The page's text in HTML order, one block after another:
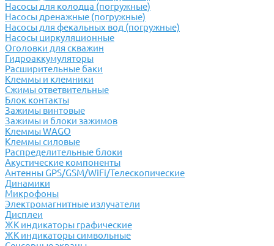
Насосы для колодца (погружные)
Насосы дренажные (погружные)
Насосы для фекальных вод (погружные)
Насосы циркуляционные
Оголовки для скважин
Гидроаккумуляторы
Расширительные баки
Клеммы и клемники
Cжимы ответвительные
Блок контакты
Зажимы винтовые
Зажимы и блоки зажимов
Клеммы WAGO
Клеммы силовые
Распределительные блоки
Акустические компоненты
Антенны GPS/GSM/WiFi/Телескопические
Динамики
Микрофоны
Электромагнитные излучатели
Дисплеи
ЖК индикаторы графические
ЖК индикаторы символьные